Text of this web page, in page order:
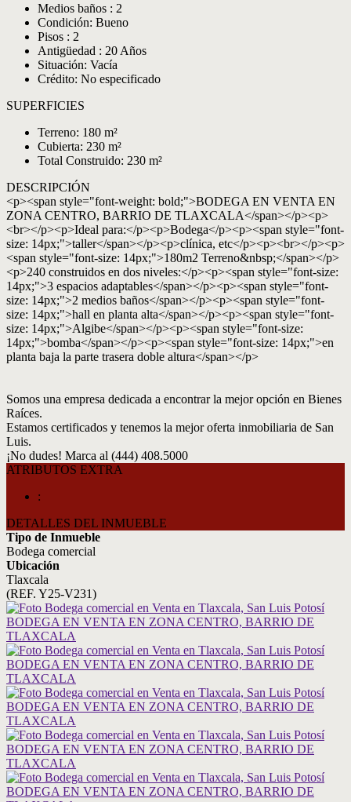
Medios baños : 2
Condición: Bueno
Pisos : 2
Antigüedad : 20 Años
Situación: Vacía
Crédito: No especificado
SUPERFICIES
Terreno: 180 m²
Cubierta: 230 m²
Total Construido: 230 m²
DESCRIPCIÓN
<p><span style="font-weight: bold;">BODEGA EN VENTA EN
ZONA CENTRO, BARRIO DE TLAXCALA</span></p><p>
<br></p><p>Ideal para:</p><p>Bodega</p><p><span style="font-
size: 14px;">taller</span></p><p>clínica, etc</p><p><br></p><p>
<span style="font-size: 14px;">180m2 Terreno&nbsp;</span></p>
<p>240 construidos en dos niveles:</p><p><span style="font-size:
14px;">3 espacios adaptables</span></p><p><span style="font-
size: 14px;">2 medios baños</span></p><p><span style="font-
size: 14px;">hall en planta alta</span></p><p><span style="font-
size: 14px;">Algibe</span></p><p><span style="font-size:
14px;">bomba</span></p><p><span style="font-size: 14px;">en
planta baja la parte trasera doble altura</span></p>
Somos una empresa dedicada a encontrar la mejor opción en Bienes
Raíces.
Estamos certificados y tenemos la mejor oferta inmobiliaria de San
Luis.
¡No dudes! Marca al (444) 408.5000
ATRIBUTOS EXTRA
:
DETALLES DEL INMUEBLE
Tipo de Inmueble
Bodega comercial
Ubicación
Tlaxcala
(REF. Y25-V231)